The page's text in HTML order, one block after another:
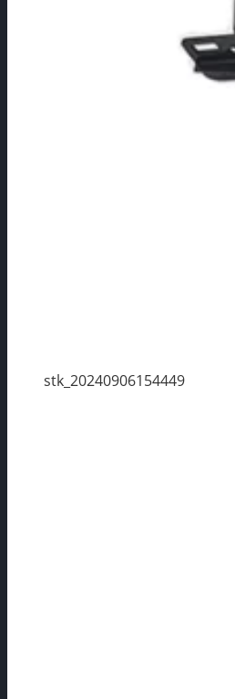
stk_20240906154449